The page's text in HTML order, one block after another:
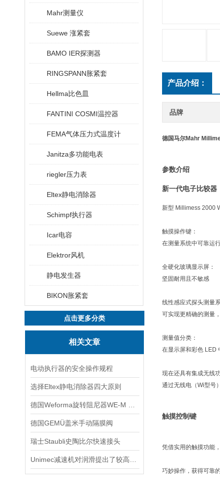
Mahr测量仪
Suewe 涨紧套
BAMO IER探测器
RINGSPANN胀紧套
Hellma比色皿
FANTINI COSMI温控器
FEMA气体压力式温度计
Janitza多功能电表
riegler压力表
Eltex静电消除器
Schimpf执行器
Icar电容
Elektror风机
静电发生器
BIKON胀紧套
点击更多分类
相关文章
电动执行器的安全操作规程
选择Eltex静电消除器四大原则
德国GEMÜ盖米手动隔膜阀
瑞士Staubli史陶比尔快速接头
产品介绍：
品牌
德国马尔Mahr
参数介绍
新一代电子比较器
新型 Millimess 2000
触摸操作键：
在测量系统中可靠运
全硬化玻璃显示屏：
坚固耐用且不敏感
线性感应式探头测量
可实现更精确的测量
测量值分类：
在显示屏和彩色 LED
现在还具有集成无线
通过无线电（Wi型号
触摸控制键
凭借实用的触摸功能
巧妙操作，获得可靠